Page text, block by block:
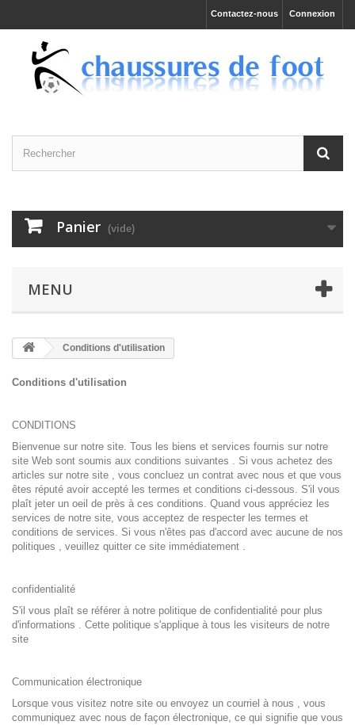
Connexion
Contactez-nous
Panier (vide)
MENU
Conditions d'utilisation
Conditions d'utilisation
CONDITIONS
Bienvenue sur notre site. Tous les biens et services fournis sur notre
site Web sont soumis aux conditions suivantes . Si vous achetez des
articles sur notre site , vous concluez un contrat avec nous et que vous
êtes réputé avoir accepté les termes et conditions ci-dessous. S'il vous
plaît jeter un oeil de près à ces conditions. Quand vous appréciez les
services de notre site, vous acceptez de respecter les termes et
conditions de services. Si vous n'êtes pas d'accord avec aucune de nos
politiques , veuillez quitter ce site immédiatement .
confidentialité
S'il vous plaît se référer à notre politique de confidentialité pour plus
d'informations . Cette politique s'applique à tous les visiteurs de notre
site
Communication électronique
Lorsque vous visitez notre site ou envoyez un courriel à nous , vous
communiquez avec nous de façon électronique, ce qui signifie que vous